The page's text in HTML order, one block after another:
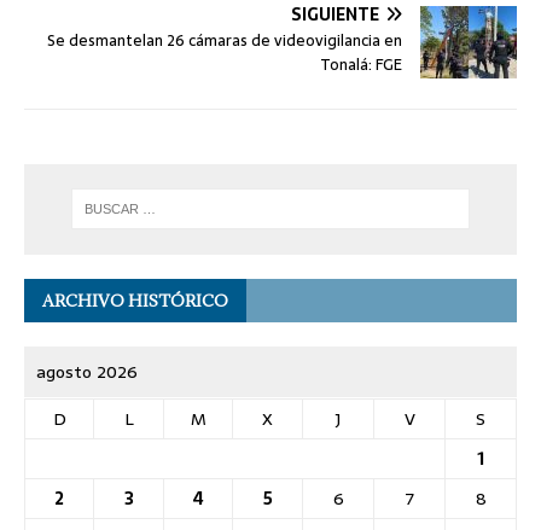
SIGUIENTE
Se desmantelan 26 cámaras de videovigilancia en
Tonalá: FGE
ARCHIVO HISTÓRICO
agosto 2026
D
L M X J V
S
1
2
3 4 5 6 7
8